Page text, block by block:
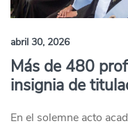
abril 30, 2026
Más de 480
insignia de
En el solemne acto